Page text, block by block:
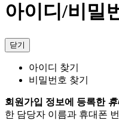
아이디/비밀
닫기
아이디 찾기
비밀번호 찾기
회원가입 정보에 등록한
한 담당자 이름과 휴대폰